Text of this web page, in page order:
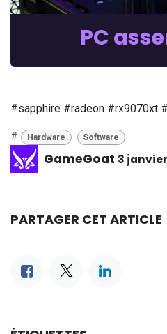
PC
#sapphire #radeon #rx9070xt
# Hardware Software
GameGoat 3
PARTAGER CET ARTICLE